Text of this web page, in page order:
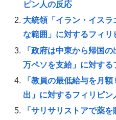
ピン人の反応
大統領「イラン・イス
な範囲」に対するフィリ
「政府は中東から帰国
万ペソを支給」に対す
「教員の最低給与を月
出」に対するフィリピン
「サリサリストアで薬